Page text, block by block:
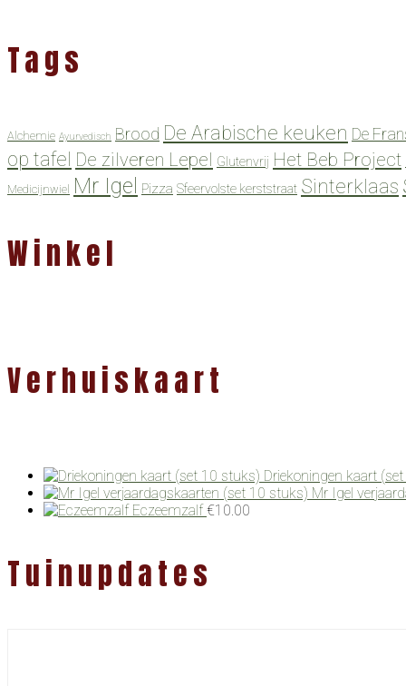
Tags
Alchemie Ayurvedisch Brood De Arabische keuken De
op tafel De zilveren Lepel Glutenvrij Het Beb Project
Medicijnwiel Mr Igel Pizza Sfeervolste kerststraat Sinterklaas
Winkel
Verhuiskaart
Driekoningen kaart
Mr Igel
Eczeemzalf €10.00
Tuinupdates